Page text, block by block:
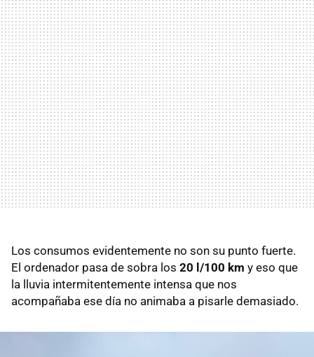
Los consumos evidentemente no son su punto fuerte.
El ordenador pasa de sobra los 20 l/100 km y eso que
la lluvia intermitentemente intensa que nos
acompañaba ese día no animaba a pisarle demasiado.